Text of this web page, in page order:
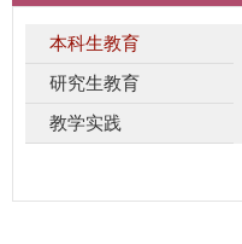
本科生教育
研究生教育
教学实践